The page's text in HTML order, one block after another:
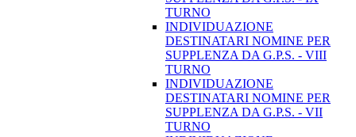
TURNO
INDIVIDUAZIONE
DESTINATARI NOMINE PER
SUPPLENZA DA G.P.S. - VIII
TURNO
INDIVIDUAZIONE
DESTINATARI NOMINE PER
SUPPLENZA DA G.P.S. - VII
TURNO